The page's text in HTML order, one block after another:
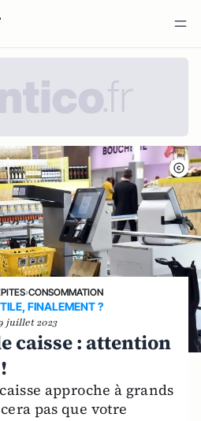
›CONSOMMATION
FINALEMENT ?
juillet 2023
caisse : attention
approche à grands
pas que votre